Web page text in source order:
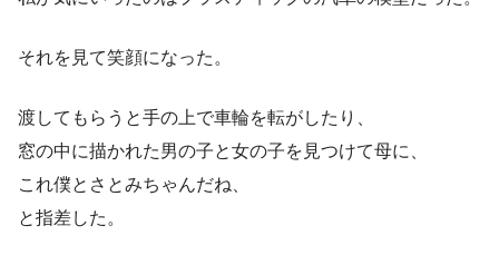
それを見て笑顔になった。
渡してもらうと手の上で車輪を転がしたり、
窓の中に描かれた男の子と女の子を見つけて母に、
これ僕とさとみちゃんだね、
と指差した。